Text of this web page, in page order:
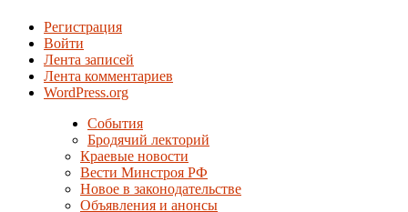
Регистрация
Войти
Лента записей
Лента комментариев
WordPress.org
События
Бродячий лекторий
Краевые новости
Вести Минстроя РФ
Новое в законодательстве
Объявления и анонсы